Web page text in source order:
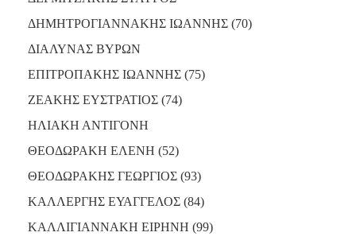
ΔΗΜΗΤΡΟΓΙΑΝΝΑΚΗΣ ΙΩΑΝΝΗΣ (70)
ΔΙΑΛΥΝΑΣ ΒΥΡΩΝ
ΕΠΙΤΡΟΠΑΚΗΣ ΙΩΑΝΝΗΣ (75)
ΖΕΑΚΗΣ ΕΥΣΤΡΑΤΙΟΣ (74)
ΗΛΙΑΚΗ ΑΝΤΙΓΟΝΗ
ΘΕΟΔΩΡΑΚΗ ΕΛΕΝΗ (52)
ΘΕΟΔΩΡΑΚΗΣ ΓΕΩΡΓΙΟΣ (93)
ΚΑΛΛΕΡΓΗΣ ΕΥΑΓΓΕΛΟΣ (84)
ΚΑΛΛΙΓΙΑΝΝΑΚΗ ΕΙΡΗΝΗ (99)